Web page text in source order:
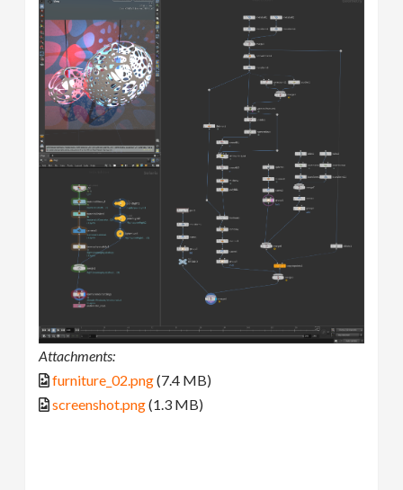
Attachments:
furniture_02.png(7.4 MB)
screenshot.png(1.3 MB)